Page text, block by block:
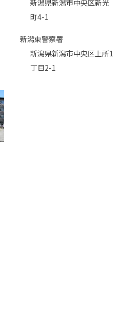
新潟県新潟市中央区新光
町4-1
新潟東警察署
新潟県新潟市中央区上所1
丁目2-1